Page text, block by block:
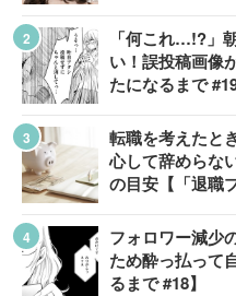
「何これ…!?」
い！誤投稿画像
たになるまで #19
転職を考えたと
心して辞めらな
の目安【「退職
フォロワー減少
ため酔っ払って
るまで #18】